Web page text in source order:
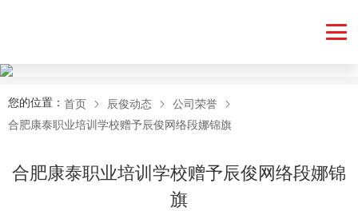
您的位置： 首页 辰俊动态
公司荣誉
合肥康泰职业培训学校赠予辰俊网络段娜锦旗
合肥康泰职业培训学校赠予辰俊网络段娜锦
旗